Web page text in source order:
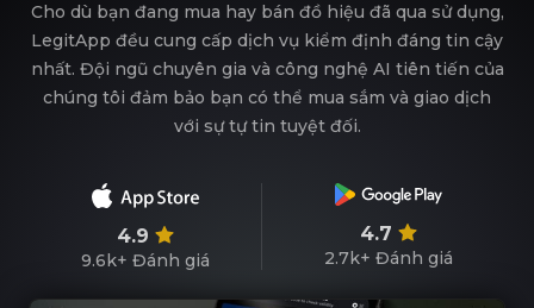
Cho dù bạn đang mua hay bán đồ hiệu đã qua sử dụng,
LegitApp đều cung cấp dịch vụ kiểm định đáng tin cậy
nhất. Đội ngũ chuyên gia và công nghệ AI tiên tiến của
chúng tôi đảm bảo bạn có thể mua sắm và giao dịch
với sự tự tin tuyệt đối.
4.9
9.6k+ Đánh giá
4.7
2.7k+ Đánh giá